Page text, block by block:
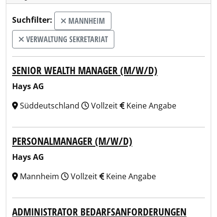
Suchfilter:
MANNHEIM
VERWALTUNG SEKRETARIAT
SENIOR WEALTH MANAGER (M/W/D)
Hays AG
Süddeutschland
Vollzeit Keine Angabe
PERSONALMANAGER (M/W/D)
Hays AG
Mannheim
Vollzeit Keine Angabe
ADMINISTRATOR BEDARFSANFORDERUNGEN